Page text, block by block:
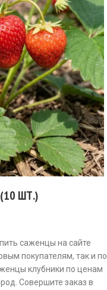
ШТ.)
саженцы на сайте
покупателям, так и по
клубники по ценам
Совершите заказ в